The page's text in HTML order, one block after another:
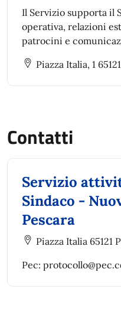
Il Servizio supporta il
operativa, relazioni
patrocini e
le attività degli uffici
suoi spazi, vigilando
Piazza Italia, 1
Contatti
Servizio
Sindaco -
Pescara
Piazza Italia 65121
Pec: